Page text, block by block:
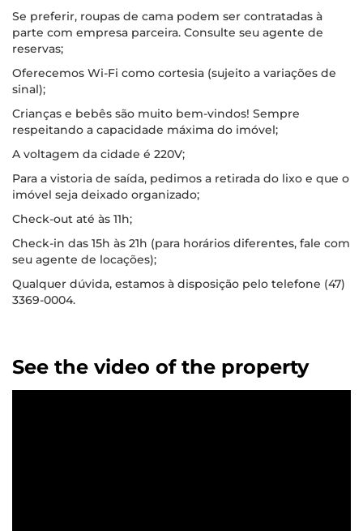
Se preferir, roupas de cama podem ser contratadas à
parte com empresa parceira. Consulte seu agente de
reservas;
Oferecemos Wi-Fi como cortesia (sujeito a variações de
sinal);
Crianças e bebês são muito bem-vindos! Sempre
respeitando a capacidade máxima do imóvel;
A voltagem da cidade é 220V;
Para a vistoria de saída, pedimos a retirada do lixo e que o
imóvel seja deixado organizado;
Check-out até às 11h;
Check-in das 15h às 21h (para horários diferentes, fale com
seu agente de locações);
Qualquer dúvida, estamos à disposição pelo telefone (47)
3369-0004.
See the video of the property